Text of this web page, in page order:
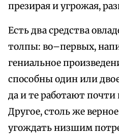
презирая и угрожая,
Есть два средства
толпы: во–первых,
гениальное
способны один или
да и те работают почти
Другое, столь же
угождать низшим